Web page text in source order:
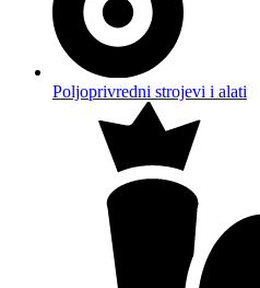
Poljoprivredni strojevi i alati